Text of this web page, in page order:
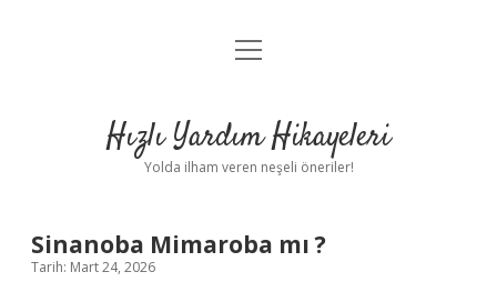
Anasayfa
Yasal Uyarı
menüyü
Hızlı Yardım Hikayeleri
Yolda ilham veren neşeli öneriler!
Sinanoba Mimaroba mı ?
Tarih: Mart 24, 2026